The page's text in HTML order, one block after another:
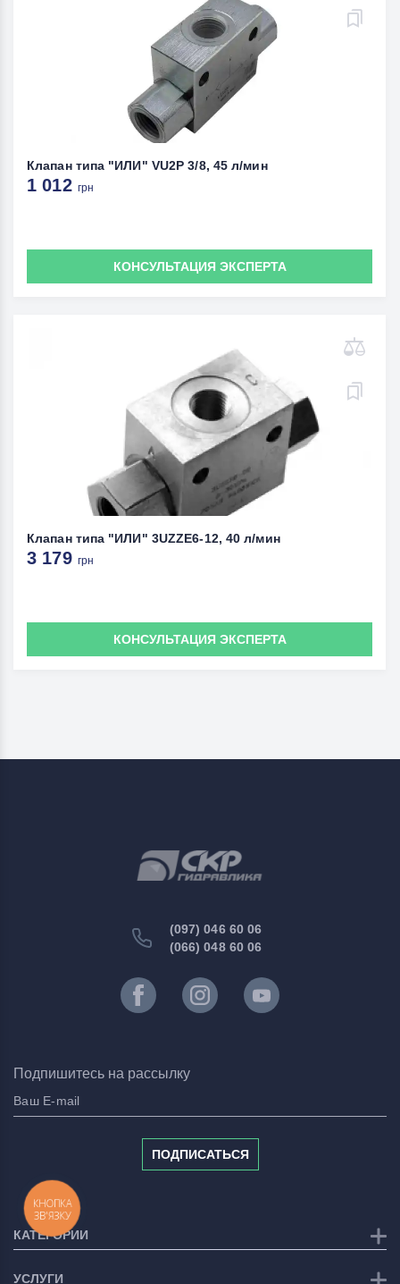
Клапан типа "ИЛИ" VU2P 3/8, 45 л/мин
1 012 грн
КОНСУЛЬТАЦИЯ ЭКСПЕРТА
Клапан типа "ИЛИ" 3UZZE6-12, 40 л/мин
3 179 грн
КОНСУЛЬТАЦИЯ ЭКСПЕРТА
(097) 046 60 06
(066) 048 60 06
Подпишитесь на рассылку
ПОДПИСАТЬСЯ
КАТЕГОРИИ
УСЛУГИ
КНОПКА
ЗВ'ЯЗКУ